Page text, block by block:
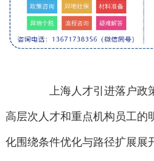
上海人才引进落户政
高层次人才和重点机构员工的
化围绕条件优化与路径扩展展